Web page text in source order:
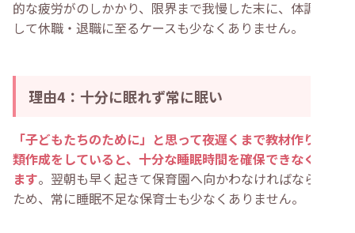
的な疲労がのしかかり、限界まで我慢した末に、体調を崩
して休職・退職に至るケースも少なくありません。
理由4：十分に眠れず常に眠い
「子どもたちのために」と思って夜遅くまで教材作りや書
類作成をしていると、十分な睡眠時間を確保できなくなり
ます。翌朝も早く起きて保育園へ向かわなければならない
ため、常に睡眠不足な保育士も少なくありません。